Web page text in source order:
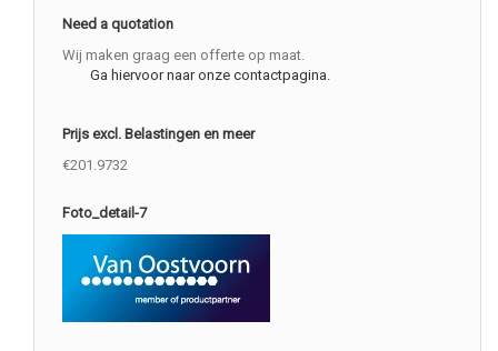
Need a quotation
Wij maken graag een offerte op maat.
Ga hiervoor naar onze contactpagina.
Prijs excl. Belastingen en meer
€201.9732
Foto_detail-7